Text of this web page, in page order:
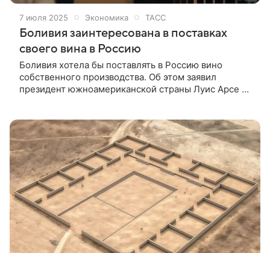
7 июля 2025 Экономика ТАСС
Боливия заинтересована в поставках
своего вина в Россию
Боливия хотела бы поставлять в Россию вино
собственного производства. Об этом заявил
президент южноамериканской страны Луис Арсе в